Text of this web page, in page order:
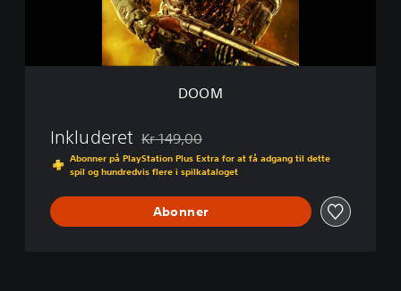
DOOM
Inkluderet Nedsat fra den normale pris på Kr 149,00
Kr 149,00
Abonner på PlayStation Plus Extra for at få adgang til dette
spil og hundredvis flere i spilkataloget
Abonner